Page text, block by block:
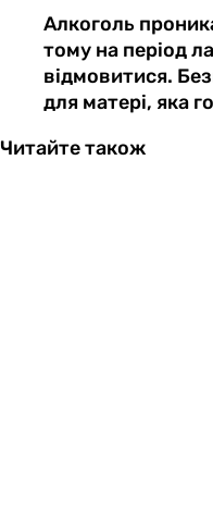
Алкоголь
тому на період
відмовитися.
для матері, яка
Читайте також